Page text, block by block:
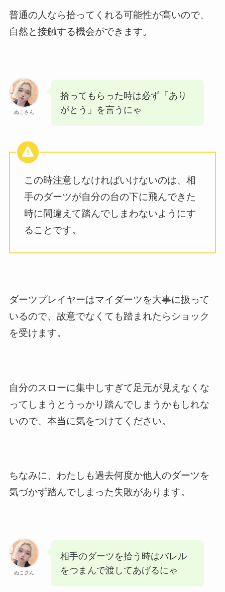
普通の人なら拾ってくれる可能性が高いので、
自然と接触する機会ができます。
ぬこさん
拾ってもらった時は必ず「あり
がとう」を言うにゃ
この時注意しなければいけないのは、相
手のダーツが自分の台の下に飛んできた
時に間違えて踏んでしまわないようにす
ることです。
ダーツプレイヤーはマイダーツを大事に扱って
いるので、故意でなくても踏まれたらショック
を受けます。
自分のスローに集中しすぎて足元が見えなくな
ってしまうとうっかり踏んでしまうかもしれな
いので、本当に気をつけてください。
ちなみに、わたしも過去何度か他人のダーツを
気づかず踏んでしまった失敗があります。
ぬこさん
相手のダーツを拾う時はバレル
をつまんで渡してあげるにゃ